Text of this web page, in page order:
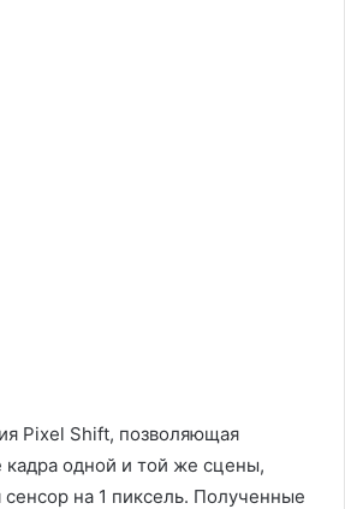
Pixel Shift, позволяющая
кадра одной и той же сцены,
сенсор на 1 пиксель. Полученные